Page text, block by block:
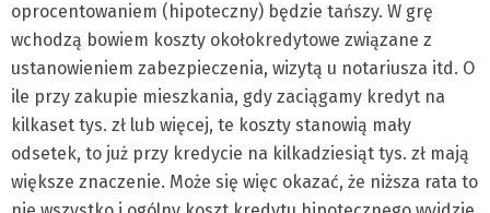
oprocentowaniem (hipoteczny) będzie tańszy. W grę
wchodzą bowiem koszty okołokredytowe związane z
ustanowieniem zabezpieczenia, wizytą u notariusza itd. O
ile przy zakupie mieszkania, gdy zaciągamy kredyt na
kilkaset tys. zł lub więcej, te koszty stanowią mały
odsetek, to już przy kredycie na kilkadziesiąt tys. zł mają
większe znaczenie. Może się więc okazać, że niższa rata to